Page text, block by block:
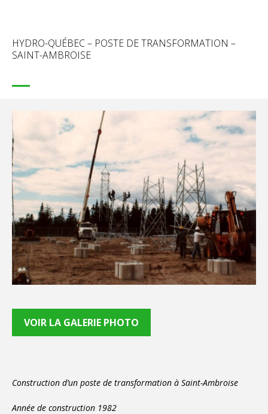
HYDRO-QUÉBEC – POSTE DE TRANSFORMATION –
SAINT-AMBROISE
VOIR LA GALERIE PHOTO
Construction d’un poste de transformation à Saint-Ambroise
Année de construction 1982